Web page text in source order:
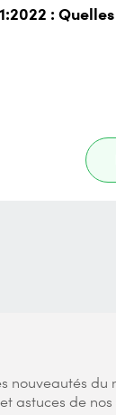
:
nouveautés du
astuces de